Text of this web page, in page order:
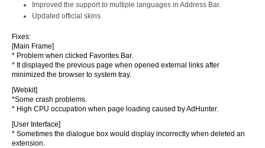
Improved the support to multiple languages in Address Bar.
Updated official skins.
Fixes:
[Main Frame]
* Problem when clicked Favorites Bar.
* It displayed the previous page when opened external links after
minimized the browser to system tray.
[Webkit]
*Some crash problems.
* High CPU occupation when page loading caused by AdHunter.
[User Interface]
* Sometimes the dialogue box would display incorrectly when deleted an
extension.